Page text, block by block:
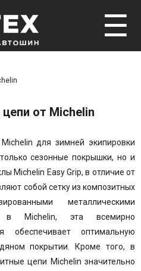
☰
от Michelin
для зимней экипировки
сезонные покрышки, но и
Michelin Easy Grip, в отличие от
собой сетку из композитных
металлическими
в
Michelin, эта всемирно
обеспечивает оптимальную
покрытии. Кроме того, в
цепи Michelin значительно